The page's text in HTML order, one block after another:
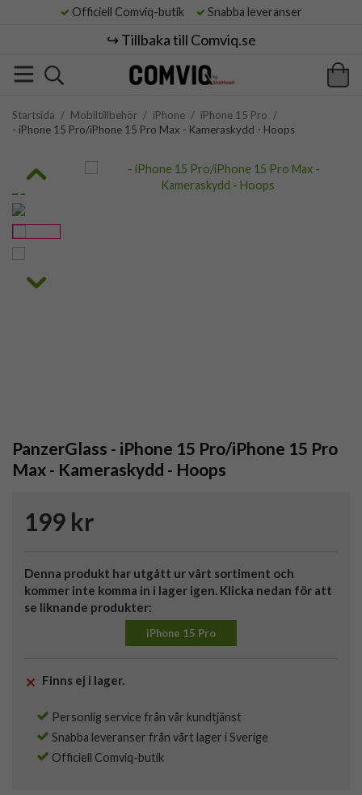
Officiell Comviq-butik Snabba leveranser
↪️ Tillbaka till Comviq.se
Startsida / Mobiltillbehör / iPhone / iPhone 15 Pro /
- iPhone 15 Pro/iPhone 15 Pro Max - Kameraskydd - Hoops
PanzerGlass - iPhone 15 Pro/iPhone 15 Pro
Max - Kameraskydd - Hoops
199 kr
Denna produkt har utgått ur vårt sortiment och
kommer inte komma in i lager igen. Klicka nedan för att
se liknande produkter:
iPhone 15 Pro
Finns ej i lager.
Personlig service från vår kundtjänst
Snabba leveranser från vårt lager i Sverige
Officiell Comviq-butik